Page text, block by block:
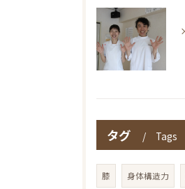
タグ Tags
膝 身体構造力